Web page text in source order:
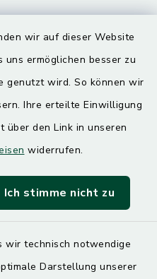
wir auf dieser Website
uns ermöglichen besser zu
genutzt wird. So können wir
Ihre erteilte Einwilligung
über den Link in unseren
widerrufen.
Ich stimme nicht zu
wir technisch notwendige
Darstellung unserer